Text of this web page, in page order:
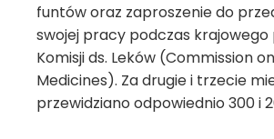
funtów oraz zaproszenie do
swojej pracy podczas krajowego
Komisji ds. Leków (Commission
Medicines). Za drugie i trzecie
przewidziano odpowiednio 300 i